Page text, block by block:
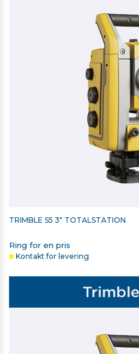
TRIMBLE S5 3" TOTALSTATION
Ring for en pris
Kontakt for levering